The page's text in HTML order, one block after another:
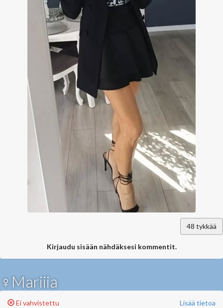
48 tykkää
Kirjaudu sisään nähdäksesi kommentit.
♀Mariiia
Lisää tietoa
Ei vahvistettu